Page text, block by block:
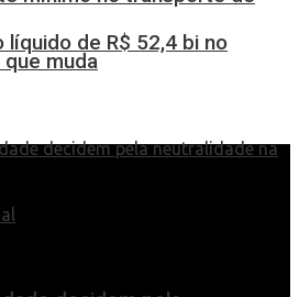
muda
de R$ 52,4 bi no